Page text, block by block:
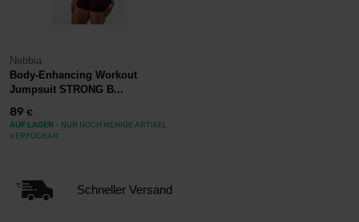
Nebbia
Body-Enhancing Workout
Jumpsuit STRONG B...
89 €
AUF LAGER - NUR NOCH WENIGE ARTIKEL
VERFÜGBAR
Schneller Versand